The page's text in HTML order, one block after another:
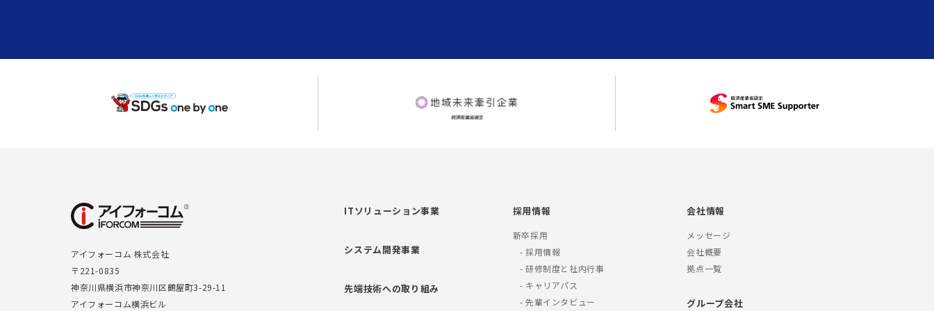
アイフォーコム 株式会社
〒221-0835
神奈川県横浜市神奈川区鶴屋町3-29-11
アイフォーコム横浜ビル
ITソリューション事業
システム開発事業
先端技術への取り組み
採用情報
新卒採用
- 採用情報
- 研修制度と社内行事
- キャリアパス
- 先輩インタビュー
会社情報
メッセージ
会社概要
拠点一覧
グループ会社